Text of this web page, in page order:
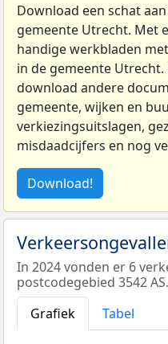
Download een schat
gemeente Utrecht. Met
handige werkbladen
in de gemeente
download andere
gemeente, wijken en
verkiezingsuitslagen,
misdaadcijfers en nog
Download!
In 2024 vonden er 6
postcodegebied 3542 AS.
Grafiek
Tabel